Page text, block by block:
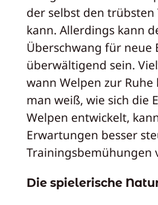
der selbst den trübsten
kann. Allerdings kann
Überschwang für neue
überwältigend sein.
wann Welpen zur
man weiß, wie sich die
Welpen entwickelt,
Erwartungen besser
Trainingsbemühungen
Die spielerische